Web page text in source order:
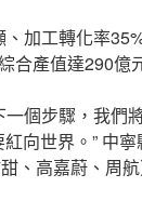
加工轉化率
合產值達290億
個步驟，我們
向世界。” 中
、高嘉蔚、周航